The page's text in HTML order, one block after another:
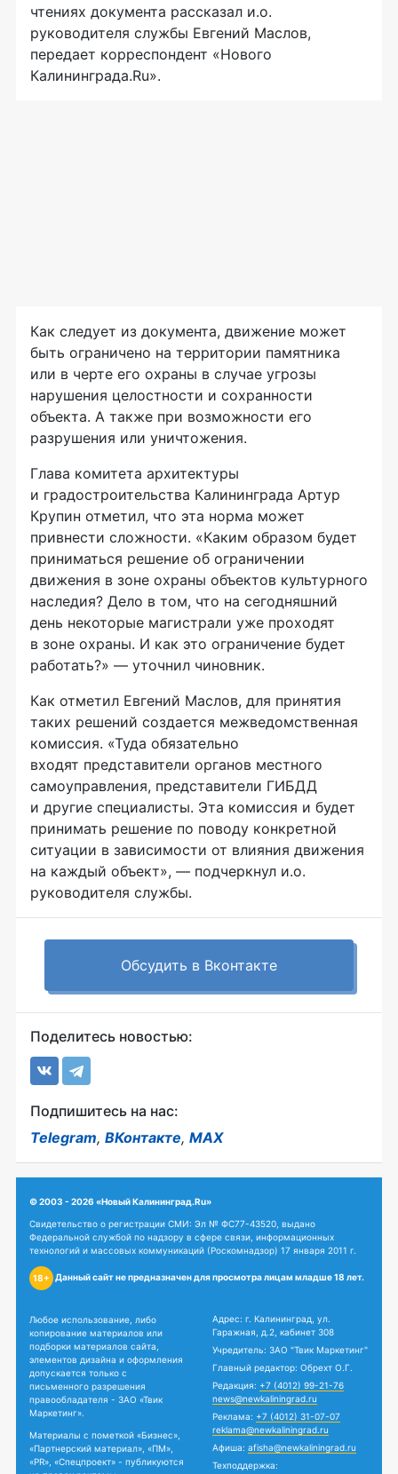
чтениях документа рассказал и.о.
руководителя службы Евгений Маслов,
передает корреспондент «Нового
Калининграда.Ru».
Как следует из документа, движение может
быть ограничено на территории памятника
или в черте его охраны в случае угрозы
нарушения целостности и сохранности
объекта. А также при возможности его
разрушения или уничтожения.
Глава комитета архитектуры
и градостроительства Калининграда Артур
Крупин отметил, что эта норма может
привнести сложности. «Каким образом будет
приниматься решение об ограничении
движения в зоне охраны объектов культурного
наследия? Дело в том, что на сегодняшний
день некоторые магистрали уже проходят
в зоне охраны. И как это ограничение будет
работать?» — уточнил чиновник.
Как отметил Евгений Маслов, для принятия
таких решений создается межведомственная
комиссия. «Туда обязательно
входят представители органов местного
самоуправления, представители ГИБДД
и другие специалисты. Эта комиссия и будет
принимать решение по поводу конкретной
ситуации в зависимости от влияния движения
на каждый объект», — подчеркнул и.о.
руководителя службы.
Обсудить в Вконтакте
Поделитесь новостью:
Подпишитесь на нас:
Telegram, ВКонтакте, MAX
© 2003 - 2026 «Новый Калининград.Ru»
Свидетельство о регистрации СМИ: Эл № ФС77-43520, выдано
Федеральной службой по надзору в сфере связи, информационных
технологий и массовых коммуникаций (Роскомнадзор) 17 января 2011 г.
18+ Данный сайт не предназначен для просмотра лицам младше 18 лет.
Любое использование, либо
копирование материалов или
подборки материалов сайта,
элементов дизайна и оформления
допускается только с
письменного разрешения
правообладателя - ЗАО «Твик
Маркетинг».
Материалы с пометкой «Бизнес»,
«Партнерский материал», «ПМ»,
«PR», «Спецпроект» - публикуются
Адрес: г. Калининград, ул.
Гаражная, д.2, кабинет 308
Учредитель: ЗАО "Твик Маркетинг"
Главный редактор: Обрехт О.Г.
Редакция: +7 (4012) 99-21-76
news@newkaliningrad.ru
Реклама: +7 (4012) 31-07-07
reklama@newkaliningrad.ru
Афиша: afisha@newkaliningrad.ru
Техподдержка: